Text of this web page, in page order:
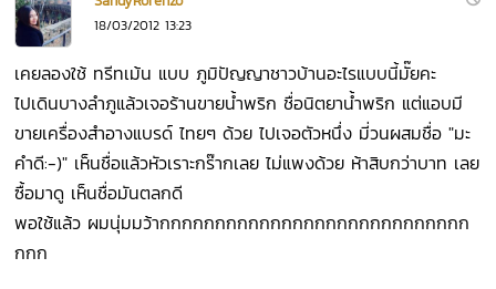
18/03/2012 13:23
เคยลองใช้ ทรีทเม้น แบบ ภูมิปัญญาชาวบ้านอะไรแบบนี้มั๊ยคะ
ไปเดินบางลำภูแล้วเจอร้านขายน้ำพริก ชื่อนิตยาน้ำพริก แต่แอบมี
ขายเครื่องสำอางแบรด์ ไทยๆ ด้วย ไปเจอตัวหนึ่ง มี่วนผสมชื่อ "มะ
คำดี:-)" เห็นชื่อแล้วหัวเราะกร๊ากเลย ไม่แพงด้วย ห้าสิบกว่าบาท เลย
ซื้อมาดู เห็นชื่อมันตลกดี
พอใช้แล้ว ผมนุ่มมว้ากกกกกกกกกกกกกกกกกกกกกกกกกกกก
กกก